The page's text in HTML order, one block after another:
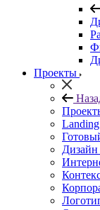
Проекты
Дизайн